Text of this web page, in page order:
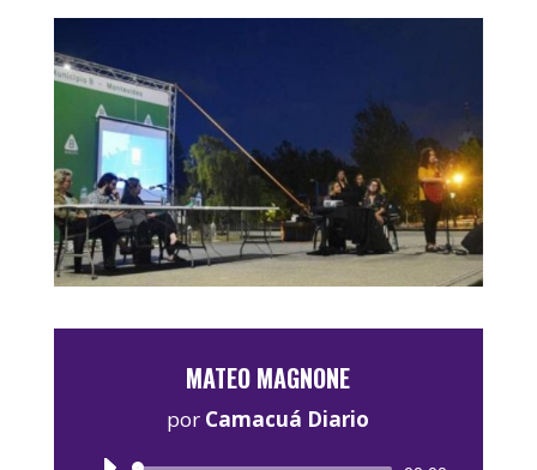
MATEO MAGNONE
por Camacuá Diario